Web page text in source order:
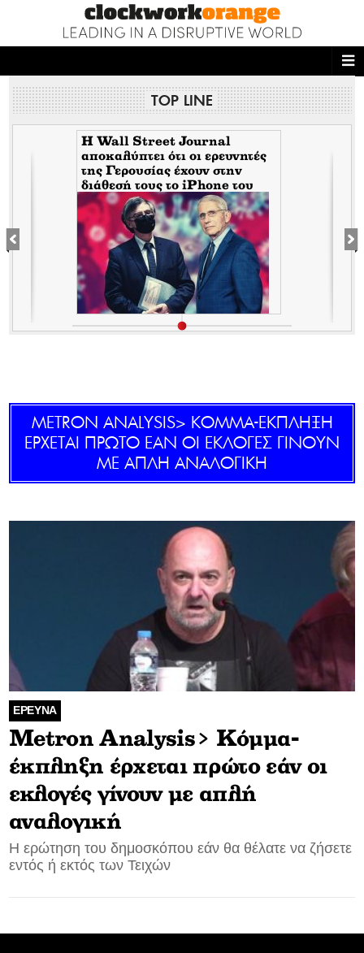
NEWS DESK
THE ONES WHO DO
MAGAZINE
SOOZIE’S FRIENDS
SPORTS
DIA Y NOCHE
CONTACT
ADVERTISE
TOP LINE
H Wall Street Journal
αποκαλύπτει ότι οι ερευνητές
της Γερουσίας έχουν στην
διάθεσή τους το iPhone του
Tony Fauci από την περίοδο
της πανδημίας. Τι σημαίνει
αυτό για τον εμπλεκόμενο
Σωτήρη Τσιόδρα
ΜETRON ANALYSIS> KΟΜΜΑ-ΕΚΠΛΗΞΗ
ΕΡΧΕΤΑΙ ΠΡΩΤΟ ΕΑΝ ΟΙ ΕΚΛΟΓΕΣ ΓΙΝΟΥΝ
ΜΕ ΑΠΛΗ ΑΝΑΛΟΓΙΚΗ
ΈΡΕΥΝΑ
Μetron Analysis> Kόμμα-
έκπληξη έρχεται πρώτο εάν οι
εκλογές γίνουν με απλή
αναλογική
Η ερώτηση του δημοσκόπου εάν θα θέλατε να ζήσετε
εντός ή εκτός των Τειχών